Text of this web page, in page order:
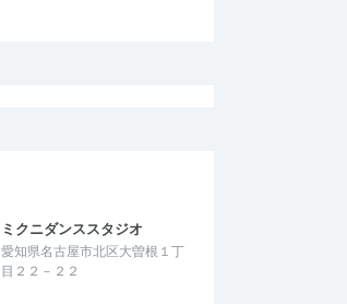
ミクニダンススタジオ
愛知県名古屋市北区大曽根１丁
目２２－２２